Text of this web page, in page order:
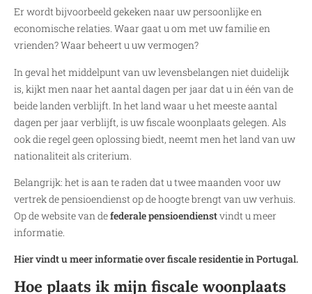
Er wordt bijvoorbeeld gekeken naar uw persoonlijke en
economische relaties. Waar gaat u om met uw familie en
vrienden? Waar beheert u uw vermogen?
In geval het middelpunt van uw levensbelangen niet duidelijk
is, kijkt men naar het aantal dagen per jaar dat u in één van de
beide landen verblijft. In het land waar u het meeste aantal
dagen per jaar verblijft, is uw fiscale woonplaats gelegen. Als
ook die regel geen oplossing biedt, neemt men het land van uw
nationaliteit als criterium.
Belangrijk: het is aan te raden dat u twee maanden voor uw
vertrek de pensioendienst op de hoogte brengt van uw verhuis.
Op de website van defederale pensioendienstvindt u meer
informatie.
Hier vindt u meer informatie over fiscale residentie in Portugal.
Hoe plaats ik mijn fiscale woonplaats